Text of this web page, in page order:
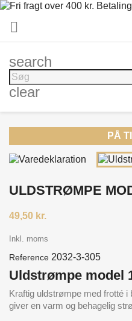

search
clear
PÅ
ULDSTRØMPE
49,50 kr.
Inkl. moms
Reference 2032-3-305
Uldstrømpe model
Kraftig uldstrømpe med frotté i
giver en varm og behagelig